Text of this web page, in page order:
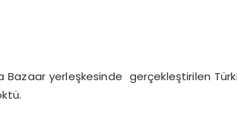
Bazaar yerleşkesinde gerçekleştirilen